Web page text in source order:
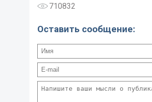
710832
Оставить сообщение: